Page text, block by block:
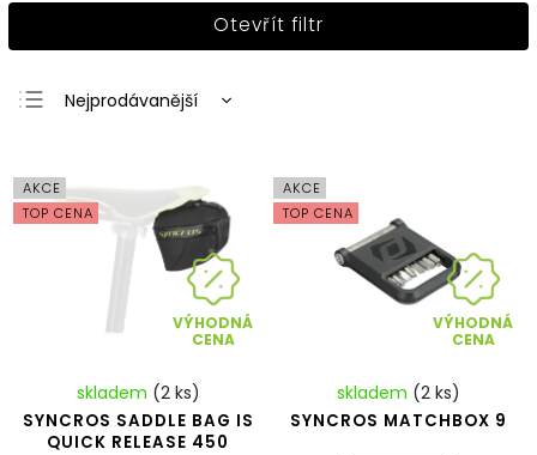
Otevřít filtr
Nejprodávanější
Nejdražší
Abecedně
AKCE
TOP CENA
VÝHODNÁ
CENA
SYNCROS SADDLE BAG IS
QUICK RELEASE 450
skladem (2 ks)
AKCE
TOP CENA
VÝHODNÁ
CENA
SYNCROS MATCHBOX 9
skladem (2 ks)